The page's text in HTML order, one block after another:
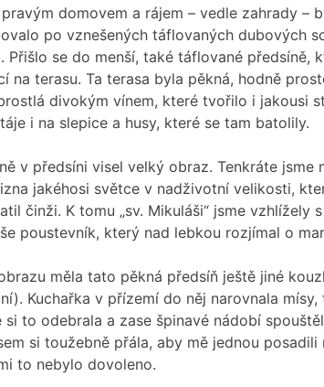
pravým domovem a rájem – vedle zahrady –
po vznešených táflovaných dubových
Přišlo se do menší, také táflované předsíně,
na terasu. Ta terasa byla pěkná, hodně
divokým vínem, které tvořilo i jakousi
i na slepice a husy, které se tam batolily.
v předsíni visel velký obraz. Tenkráte jsme
jakéhosi světce v nadživotní velikosti,
činži. K tomu „sv. Mikuláši“ jsme vzhlížely
poustevník, který nad lebkou rozjímal o
měla tato pěkná předsíň ještě jiné
Kuchařka v přízemí do něj narovnala
si to odebrala a zase špinavé nádobí
si toužebně přála, aby mě jednou
to nebylo dovoleno.